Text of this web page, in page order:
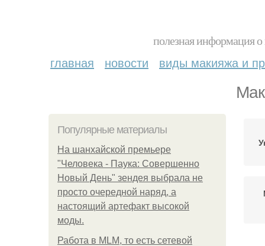
полезная информация
главная новости виды макияжа и
Популярные материалы
На шанхайской премьере
"Человека - Паука: Совершенно
Новый День" зендея выбрала не
просто очередной наряд, а
настоящий артефакт высокой
моды.
Работа в MLM, то есть сетевой